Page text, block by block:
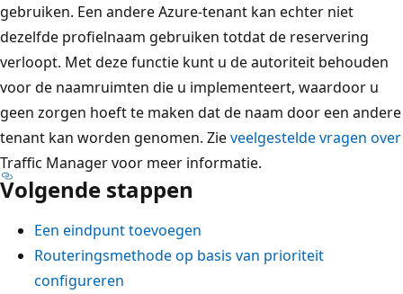
gebruiken. Een andere Azure-tenant kan echter niet
dezelfde profielnaam gebruiken totdat de reservering
verloopt. Met deze functie kunt u de autoriteit behouden
voor de naamruimten die u implementeert, waardoor u
geen zorgen hoeft te maken dat de naam door een andere
tenant kan worden genomen. Zieveelgestelde vragen over
Traffic Manager voor meer informatie.
Volgende stappen
Een eindpunt toevoegen
Routeringsmethode op basis van prioriteit
configureren